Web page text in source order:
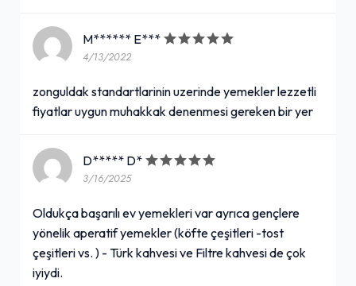
M****** E***
4/13/2022
zonguldak standartlarinin uzerinde yemekler lezzetli
fiyatlar uygun muhakkak denenmesi gereken bir yer
D***** D*
3/16/2025
Oldukça başarılı ev yemekleri var ayrıca gençlere
yönelik aperatif yemekler (köfte çeşitleri -tost
çeşitleri vs. ) - Türk kahvesi ve Filtre kahvesi de çok
iyiydi.